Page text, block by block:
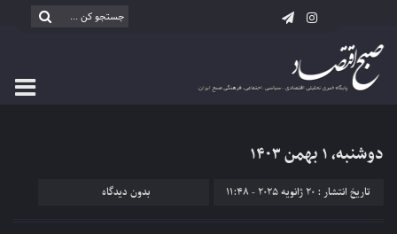
دوشنبه، ۱ بهمن ۱۴۰۳
تاریخ انتشار : 20 ژانویه 2025 - 11:48 بدون دیدگاه